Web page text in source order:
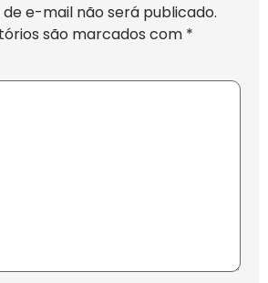
e-mail não será publicado.
são marcados com *